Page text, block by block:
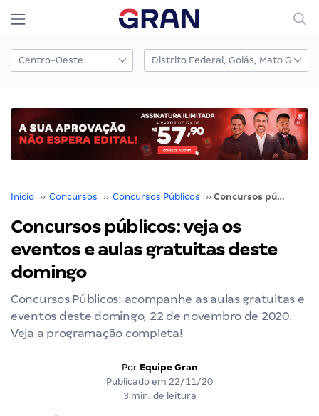
Início ›› Concursos ›› Concursos Públicos ›› Concursos públicos: veja os eventos e aulas gratuitas deste domingo
Concursos públicos: veja os
eventos e aulas gratuitas deste
domingo
Concursos Públicos: acompanhe as aulas gratuitas e
eventos deste domingo, 22 de novembro de 2020.
Veja a programação completa!
Por Equipe Gran
Publicado em 22/11/20
3 min. de leitura